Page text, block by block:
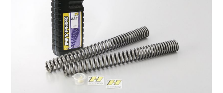
MV AGUSTA
TRIUMPH
閉じる